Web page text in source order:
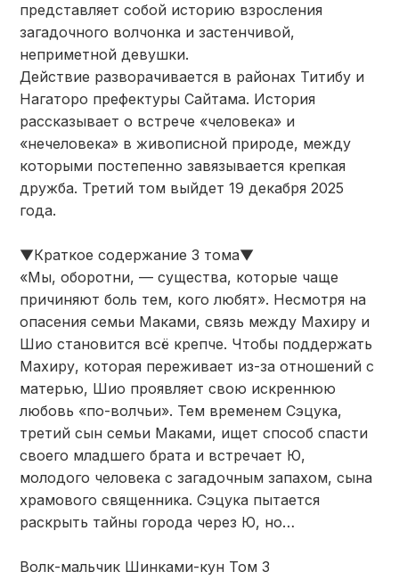
представляет собой историю взросления
загадочного волчонка и застенчивой,
неприметной девушки.
Действие разворачивается в районах Титибу и
Нагаторо префектуры Сайтама. История
рассказывает о встрече «человека» и
«нечеловека» в живописной природе, между
которыми постепенно завязывается крепкая
дружба. Третий том выйдет 19 декабря 2025
года.
▼Краткое содержание 3 тома▼
«Мы, оборотни, — существа, которые чаще
причиняют боль тем, кого любят». Несмотря на
опасения семьи Маками, связь между Махиру и
Шио становится всё крепче. Чтобы поддержать
Махиру, которая переживает из-за отношений с
матерью, Шио проявляет свою искреннюю
любовь «по-волчьи». Тем временем Сэцука,
третий сын семьи Маками, ищет способ спасти
своего младшего брата и встречает Ю,
молодого человека с загадочным запахом, сына
храмового священника. Сэцука пытается
раскрыть тайны города через Ю, но…
Волк-мальчик Шинками-кун Том 3